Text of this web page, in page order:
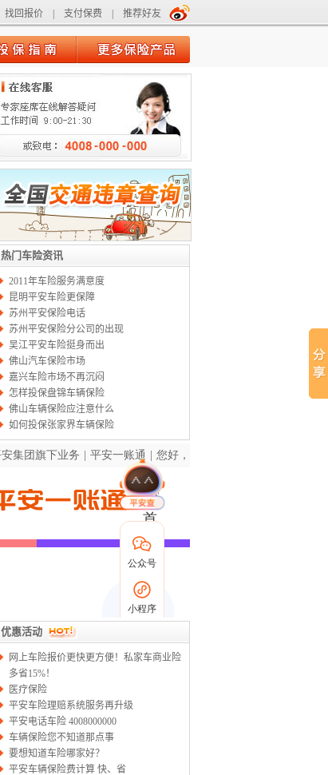
找回报价 支付保费 推荐好友
热门车险资讯
2011年车险服务满意度
昆明平安车险更保障
苏州平安保险电话
苏州平安保险分公司的出现
吴江平安车险挺身而出
佛山汽车保险市场
嘉兴车险市场不再沉闷
怎样投保盘锦车辆保险
佛山车辆保险应注意什么
如何投保张家界车辆保险
优惠活动
网上车险报价更快更方便！私家车商业险
多省15%！
医疗保险
平安车险理赔系统服务再升级
平安电话车险 4008000000
车辆保险您不知道那点事
要想知道车险哪家好？
平安车辆保险费计算 快、省